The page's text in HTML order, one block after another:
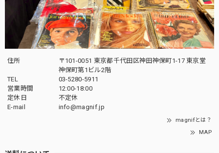
住所
〒101-0051 東京都千代田区神田神保町1-17 東京堂
神保町第1ビル2階
TEL
03-5280-5911
営業時間
12:00-18:00
定休日
不定休
E-mail
info@magnif.jp
magnifとは？
MAP